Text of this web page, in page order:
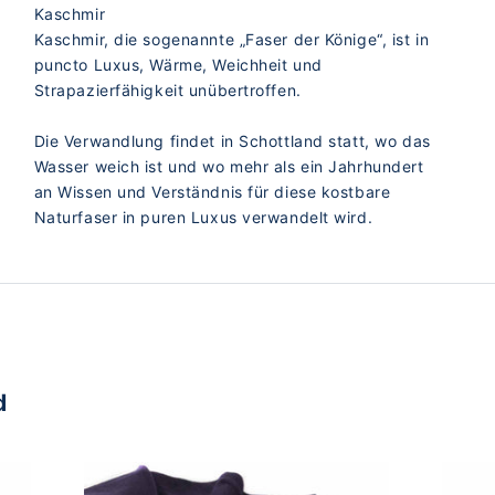
Kaschmir
Kaschmir, die sogenannte „Faser der Könige“, ist in
puncto Luxus, Wärme, Weichheit und
Strapazierfähigkeit unübertroffen.
Die Verwandlung findet in Schottland statt, wo das
Wasser weich ist und wo mehr als ein Jahrhundert
an Wissen und Verständnis für diese kostbare
Naturfaser in puren Luxus verwandelt wird.